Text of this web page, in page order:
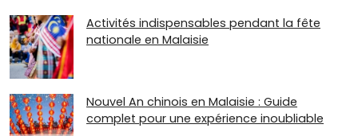
Activités indispensables pendant la fête
nationale en Malaisie
Nouvel An chinois en Malaisie : Guide
complet pour une expérience inoubliable